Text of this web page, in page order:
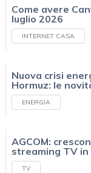
Come avere
luglio 2026
INTERNET CASA
Nuova crisi
Hormuz: le
ENERGIA
AGCOM:
streaming TV in
TV